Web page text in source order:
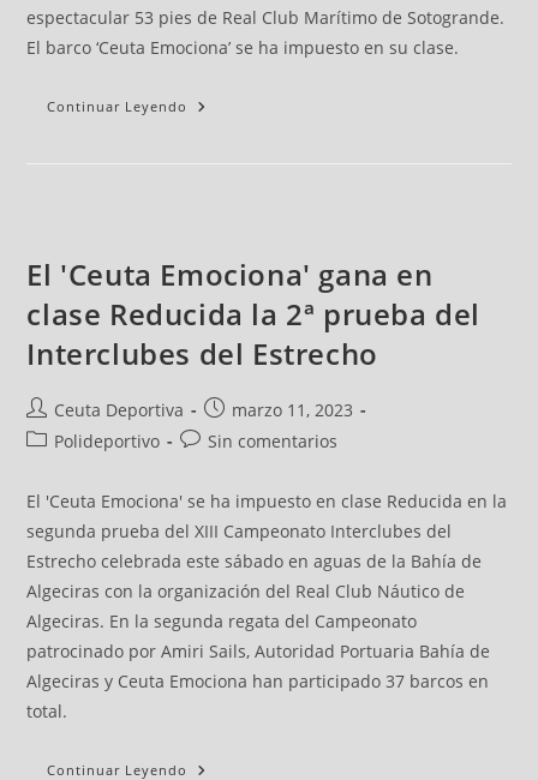
espectacular 53 pies de Real Club Marítimo de Sotogrande.
El barco ‘Ceuta Emociona’ se ha impuesto en su clase.
Continuar Leyendo
El 'Ceuta Emociona' gana en
clase Reducida la 2ª prueba del
Interclubes del Estrecho
Ceuta Deportiva
marzo 11, 2023
Polideportivo
Sin comentarios
El 'Ceuta Emociona' se ha impuesto en clase Reducida en la
segunda prueba del XIII Campeonato Interclubes del
Estrecho celebrada este sábado en aguas de la Bahía de
Algeciras con la organización del Real Club Náutico de
Algeciras. En la segunda regata del Campeonato
patrocinado por Amiri Sails, Autoridad Portuaria Bahía de
Algeciras y Ceuta Emociona han participado 37 barcos en
total.
Continuar Leyendo